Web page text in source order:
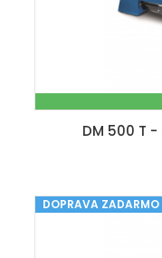
DM 500 T
DOPRAVA ZADARMO